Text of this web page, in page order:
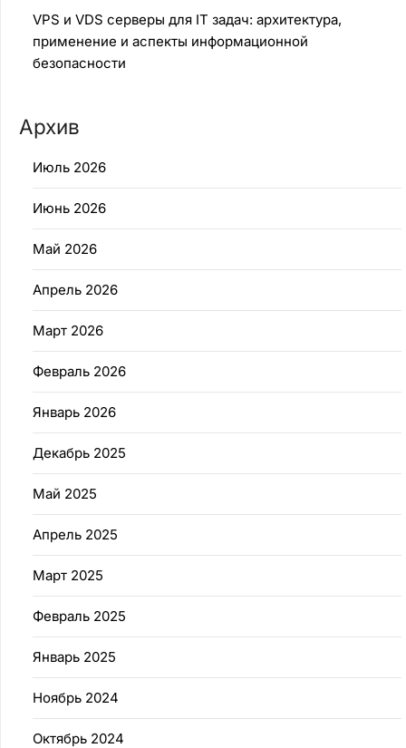
VPS и VDS серверы для IT задач: архитектура,
применение и аспекты информационной
безопасности
Архив
Июль 2026
Июнь 2026
Май 2026
Апрель 2026
Март 2026
Февраль 2026
Январь 2026
Декабрь 2025
Май 2025
Апрель 2025
Март 2025
Февраль 2025
Январь 2025
Ноябрь 2024
Октябрь 2024